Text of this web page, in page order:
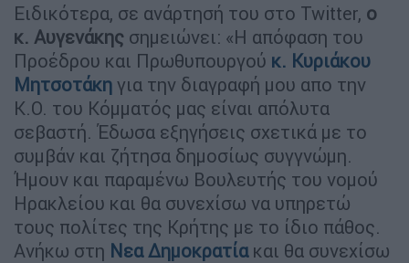
Ειδικότερα, σε ανάρτησή του στο Twitter, ο
κ. Αυγενάκης σημειώνει: «Η απόφαση του
Προέδρου και Πρωθυπουργού κ. Κυριάκου
Μητσοτάκη για την διαγραφή μου απο την
Κ.Ο. του Κόμματός μας είναι απόλυτα
σεβαστή. Έδωσα εξηγήσεις σχετικά με το
συμβάν και ζήτησα δημοσίως συγγνώμη.
Ήμουν και παραμένω Βουλευτής του νομού
Ηρακλείου και θα συνεχίσω να υπηρετώ
τους πολίτες της Κρήτης με το ίδιο πάθος.
Ανήκω στη Νεα Δημοκρατίακαι θα συνεχίσω